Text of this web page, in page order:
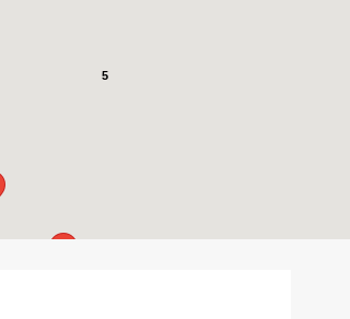
5